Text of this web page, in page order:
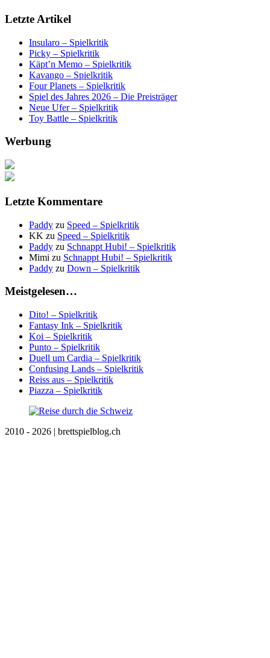
Letzte Artikel
Insularo – Spielkritik
Picky – Spielkritik
Käpt’n Memo – Spielkritik
Kavango – Spielkritik
Four Planets – Spielkritik
Spiel des Jahres 2026 – Die Preisträger
Neue Ufer – Spielkritik
Toy Battle – Spielkritik
Werbung
Letzte Kommentare
Paddy zu Speed – Spielkritik
KK zu Speed – Spielkritik
Paddy zu Schnappt Hubi! – Spielkritik
Mimi zu Schnappt Hubi! – Spielkritik
Paddy zu Down – Spielkritik
Meistgelesen…
Dito! – Spielkritik
Fantasy Ink – Spielkritik
Koi – Spielkritik
Punto – Spielkritik
Duell um Cardia – Spielkritik
Confusing Lands – Spielkritik
Reiss aus – Spielkritik
Piazza – Spielkritik
2010 - 2026 | brettspielblog.ch